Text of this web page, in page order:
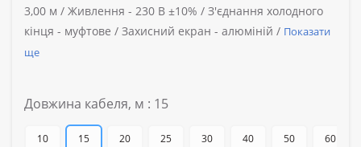
3,00 м / Живлення - 230 В ±10% / З'єднання холодного
кінця - муфтове / Захисний екран - алюміній / Показати
ще
Довжина кабеля, м : 15
10 15 20 25 30 40 50 60